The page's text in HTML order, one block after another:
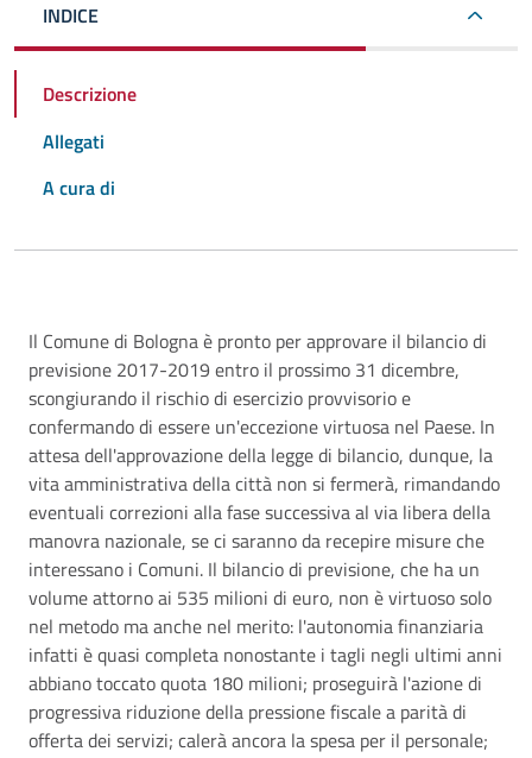
INDICE
Descrizione
Allegati
A cura di
Descrizione
Il Comune di Bologna è pronto per approvare il bilancio di
previsione 2017-2019 entro il prossimo 31 dicembre,
scongiurando il rischio di esercizio provvisorio e
confermando di essere un'eccezione virtuosa nel Paese. In
attesa dell'approvazione della legge di bilancio, dunque, la
vita amministrativa della città non si fermerà, rimandando
eventuali correzioni alla fase successiva al via libera della
manovra nazionale, se ci saranno da recepire misure che
interessano i Comuni. Il bilancio di previsione, che ha un
volume attorno ai 535 milioni di euro, non è virtuoso solo
nel metodo ma anche nel merito: l'autonomia finanziaria
infatti è quasi completa nonostante i tagli negli ultimi anni
abbiano toccato quota 180 milioni; proseguirà l'azione di
progressiva riduzione della pressione fiscale a parità di
offerta dei servizi; calerà ancora la spesa per il personale;